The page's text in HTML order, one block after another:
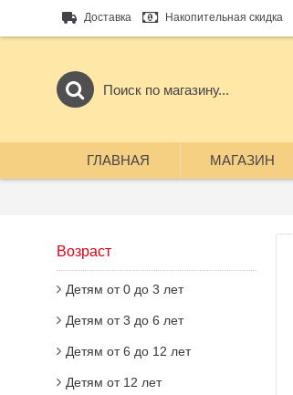
Доставка Накопительная скидка
ГЛАВНАЯ МАГАЗИН
Возраст
Детям от 0 до 3 лет
Детям от 3 до 6 лет
Детям от 6 до 12 лет
Детям от 12 лет